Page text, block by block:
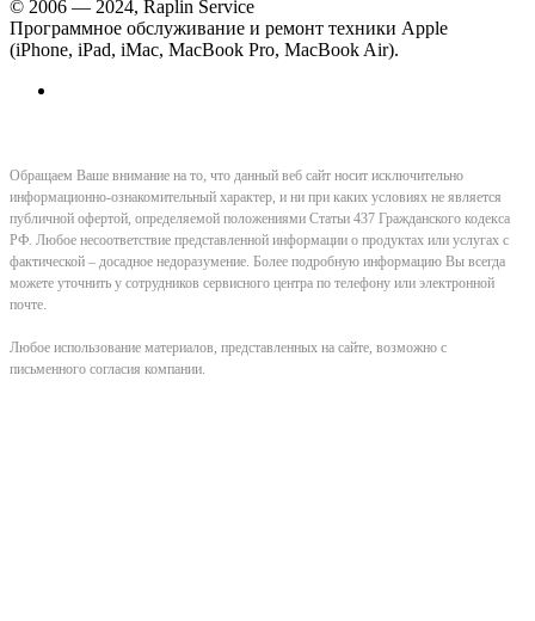
© 2006 — 2024, Raplin Service
Программное обслуживание и ремонт техники Apple
(iPhone, iPad, iMac, MacBook Pro, MacBook Air).
Обращаем Ваше внимание на то, что данный веб сайт носит исключительно
информационно-ознакомительный характер, и ни при каких условиях не является
публичной офертой, определяемой положениями Статьи 437 Гражданского кодекса
РФ. Любое несоответствие представленной информации о продуктах или услугах с
фактической – досадное недоразумение. Более подробную информацию Вы всегда
можете уточнить у сотрудников сервисного центра по телефону или электронной
почте.
Любое использование материалов, представленных на сайте, возможно с
письменного согласия компании.